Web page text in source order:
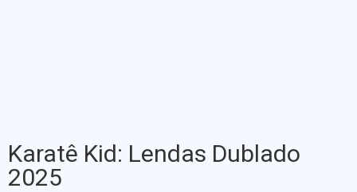
Karatê Kid: Lendas Dublado
2025